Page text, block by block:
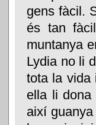
gens fàcil.
és tan
muntanya
Lydia no li
tota la vida
ella li dona
així